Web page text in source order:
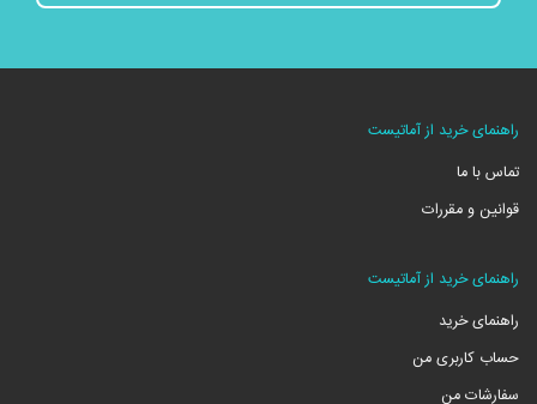
راهنمای خرید از آماتیست
تماس با ما
قوانین و مقررات
راهنمای خرید از آماتیست
راهنمای خرید
حساب کاربری من
سفارشات من